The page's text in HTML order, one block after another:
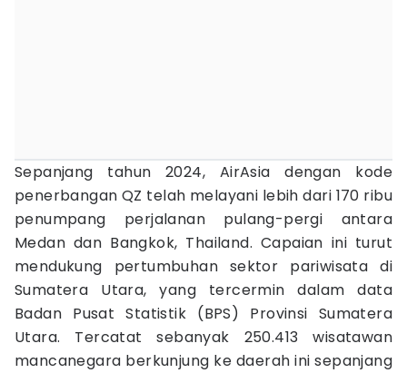
Sepanjang tahun 2024, AirAsia dengan kode
penerbangan QZ telah melayani lebih dari 170 ribu
penumpang perjalanan pulang-pergi antara
Medan dan Bangkok, Thailand. Capaian ini turut
mendukung pertumbuhan sektor pariwisata di
Sumatera Utara, yang tercermin dalam data
Badan Pusat Statistik (BPS) Provinsi Sumatera
Utara. Tercatat sebanyak 250.413 wisatawan
mancanegara berkunjung ke daerah ini sepanjang